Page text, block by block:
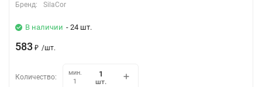
Бренд:
SilaCor
В наличии - 24 шт.
583 ₽ /шт.
Количество:
мин.
1
шт.